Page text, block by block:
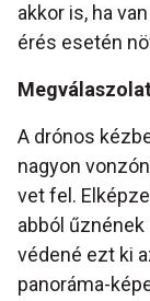
akkor is, ha
érés esetén
A drónos
nagyon
vet fel.
abból
védené ezt ki
panoráma-